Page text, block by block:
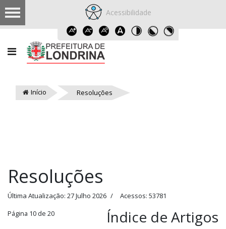
Acessibilidade
Início Resoluções
Resoluções
Última Atualização: 27 Julho 2026 Acessos: 53781
Índice de Artigos
Página 10 de 20